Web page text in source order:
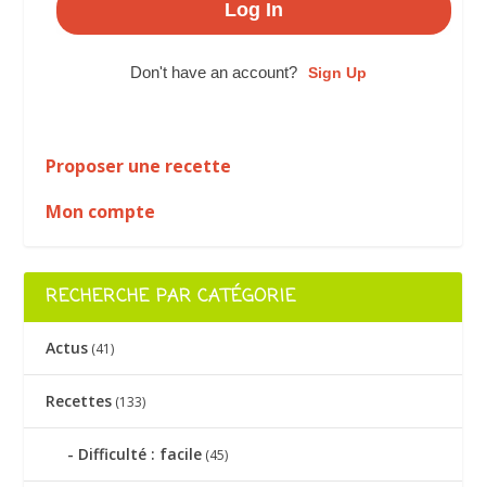
Don't have an account? Sign Up
Proposer une recette
Mon compte
RECHERCHE PAR CATÉGORIE
Actus (41)
Recettes (133)
Difficulté : facile (45)